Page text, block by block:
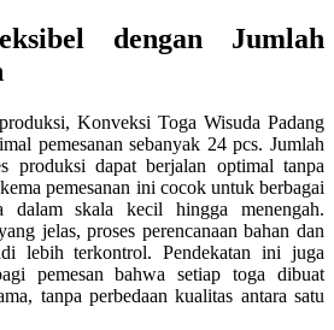
dengan Jumlah
Konveksi Toga Wisuda Padang
pemesanan sebanyak 24 pcs. Jumlah
produksi dapat berjalan optimal tanpa
pemesanan ini cocok untuk berbagai
dalam skala kecil hingga menengah.
jelas, proses perencanaan bahan dan
lebih terkontrol. Pendekatan ini juga
pemesan bahwa setiap toga dibuat
tanpa perbedaan kualitas antara satu